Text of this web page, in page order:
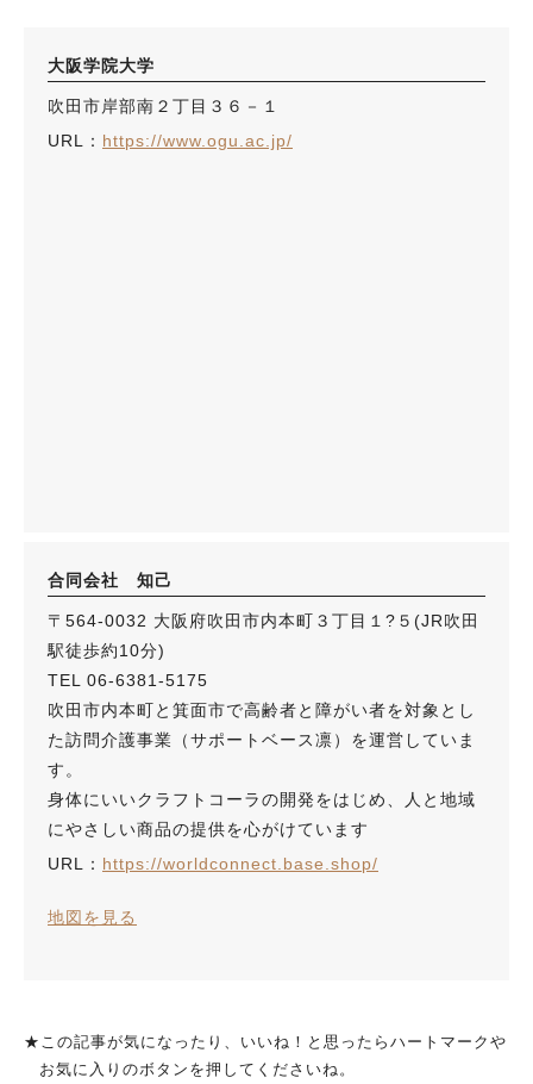
大阪学院大学
吹田市岸部南２丁目３６－１
URL： https://www.ogu.ac.jp/
合同会社 知己
〒564-0032 大阪府吹田市内本町３丁目１?５(JR吹田
駅徒歩約10分)
TEL 06-6381-5175
吹田市内本町と箕面市で高齢者と障がい者を対象とし
た訪問介護事業（サポートベース凛）を運営していま
す。
身体にいいクラフトコーラの開発をはじめ、人と地域
にやさしい商品の提供を心がけています
URL： https://worldconnect.base.shop/
地図を見る
★この記事が気になったり、いいね！と思ったらハートマークや
お気に入りのボタンを押してくださいね。